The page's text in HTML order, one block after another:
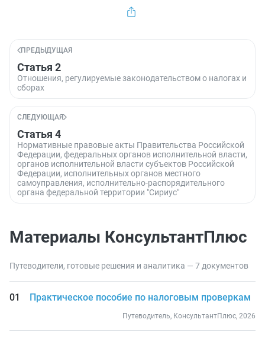
ПРЕДЫДУЩАЯ
Статья 2
Отношения, регулируемые законодательством о налогах и
сборах
СЛЕДУЮЩАЯ
Статья 4
Нормативные правовые акты Правительства Российской
Федерации, федеральных органов исполнительной власти,
органов исполнительной власти субъектов Российской
Федерации, исполнительных органов местного
самоуправления, исполнительно-распорядительного
органа федеральной территории "Сириус"
Материалы КонсультантПлюс
Путеводители, готовые решения и аналитика — 7 документов
Практическое пособие по налоговым проверкам
Путеводитель, КонсультантПлюс, 2026